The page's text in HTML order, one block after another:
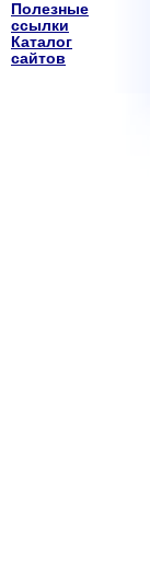
Полезные
ссылки
Каталог
сайтов